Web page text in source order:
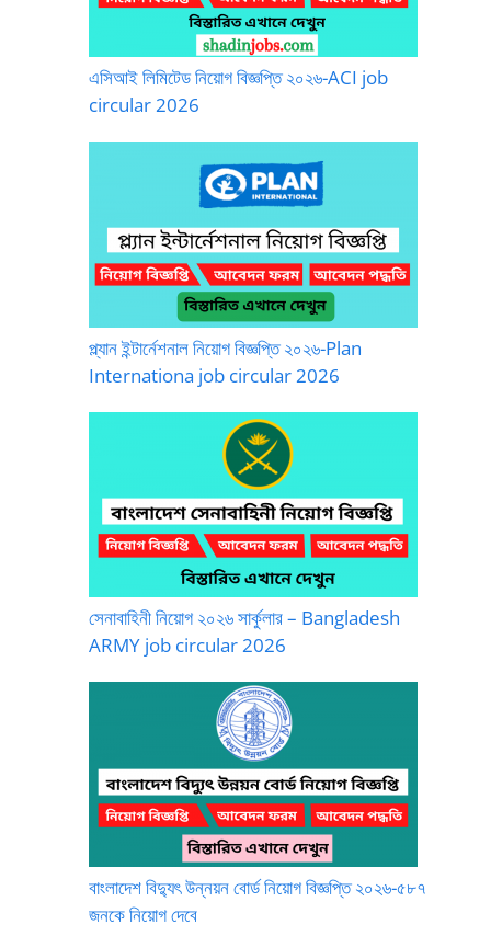
এসিআই লিমিটেড নিয়োগ বিজ্ঞপ্তি ২০২৬-ACI job
circular 2026
প্ল্যান ইন্টার্নেশনাল নিয়োগ বিজ্ঞপ্তি ২০২৬-Plan
Internationa job circular 2026
সেনাবাহিনী নিয়োগ ২০২৬ সার্কুলার – Bangladesh
ARMY job circular 2026
বাংলাদেশ বিদ্যুৎ উন্নয়ন বোর্ড নিয়োগ বিজ্ঞপ্তি ২০২৬-৫৮৭
জনকে নিয়োগ দেবে